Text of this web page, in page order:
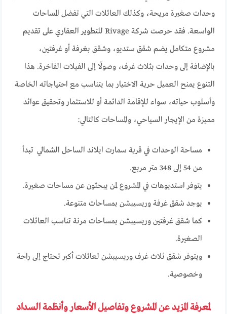
وحدات صغيرة مريحة، وكذلك العائلات التي تفضل المساحات
الواسعة. فقد حرصت شركة Rivage للتطوير العقاري على تقديم
مشروع متكامل يضم شقق ستديو، وشقق بغرفة أو غرفتين،
بالإضافة إلى وحدات بثلاث غرف، وصولًا إلى الفيلات الفاخرة. هذا
التنوع يمنح العميل حرية الاختيار بما يتناسب مع احتياجاته الخاصة
وأسلوب حياته، سواء للإقامة الدائمة أو للاستثمار وتحقيق عوائد
مميزة من الإيجار السياحي، والمساحات كالتالي:
مساحة الوحدات في قرية سمارت ايلاند الساحل الشمالي تبدأ
من 54 إلى 348 متر مربع.
يتوفر استديوهات في المشروع لمن يبحثون عن مساحات صغيرة.
يوجد شقق غرفة وريسيبشن بمساحات متنوعة.
كما شقق غرفتين وريسيبشن بمساحات مرنة تناسب العائلات
الصغيرة.
ويتوفر شقق ثلاث غرف وريسيبشن لعائلات أكبر تحتاج إلى راحة
وخصوصية.
لمعرفة المزيد عن المشروع وتفاصيل الأسعار وأنظمة السداد